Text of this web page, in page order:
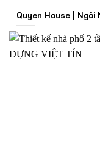
Quyen House | Ngôi